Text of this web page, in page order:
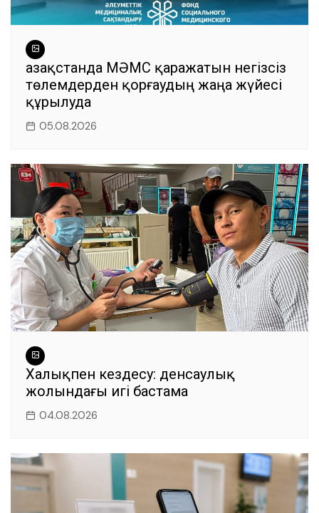
Қазақстанда МӘМС қаражатын негізсіз
төлемдерден қорғаудың жаңа жүйесі
құрылуда
05.08.2026
Халықпен кездесу: денсаулық
жолындағы игі бастама
04.08.2026